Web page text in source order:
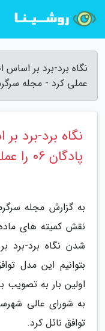
عملی کرد - مجله
نگاه برد-برد
پادگان 06 را عملی کرد
به گزارش مجله
نقش کمیته های
شدن نگاه برد-برد
بتوانیم این مدل
به شورای عالی
توافق نائل کرد.